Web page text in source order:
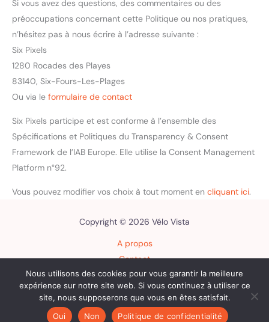
Si vous avez des questions, des commentaires ou des
préoccupations concernant cette Politique ou nos pratiques,
n’hésitez pas à nous écrire à l’adresse suivante :
Six Pixels
1280 Rocades des Playes
83140, Six-Fours-Les-Plages
Ou via le formulaire de contact
Six Pixels participe et est conforme à l’ensemble des
Spécifications et Politiques du Transparency & Consent
Framework de l’IAB Europe. Elle utilise la Consent Management
Platform n°92.
Vous pouvez modifier vos choix à tout moment en cliquant ici.
Copyright © 2026 Vélo Vista
A propos
Contact
Plan du site
Mentions légales
Politique de confidentialité
Nous utilisons des cookies pour vous garantir la meilleure
expérience sur notre site web. Si vous continuez à utiliser ce
site, nous supposerons que vous en êtes satisfait.
Oui
Non Politique de confidentialité